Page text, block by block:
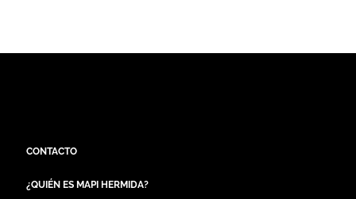
CONTACTO
¿QUIÉN ES MAPI HERMIDA?